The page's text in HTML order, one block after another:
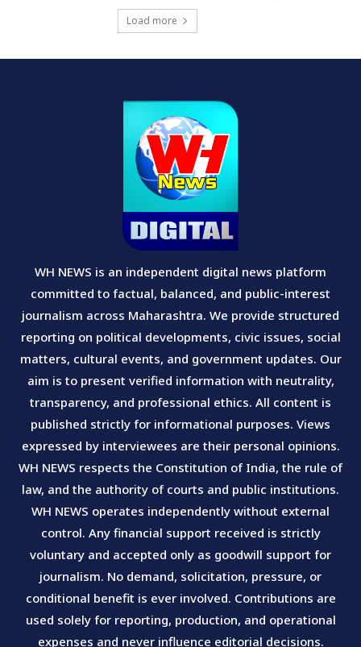
Load more
WH NEWS is an independent digital news platform
committed to factual, balanced, and public-interest
journalism across Maharashtra. We provide structured
reporting on political developments, civic issues, social
matters, cultural events, and government updates. Our
aim is to present verified information with neutrality,
transparency, and professional ethics. All content is
published strictly for informational purposes. Views
expressed by interviewees are their personal opinions.
WH NEWS respects the Constitution of India, the rule of
law, and the authority of courts and public institutions.
WH NEWS operates independently without external
control. Any financial support received is strictly
voluntary and accepted only as goodwill support for
journalism. No demand, solicitation, pressure, or
conditional benefit is ever involved. Contributions are
used solely for reporting, production, and operational
expenses and never influence editorial decisions.